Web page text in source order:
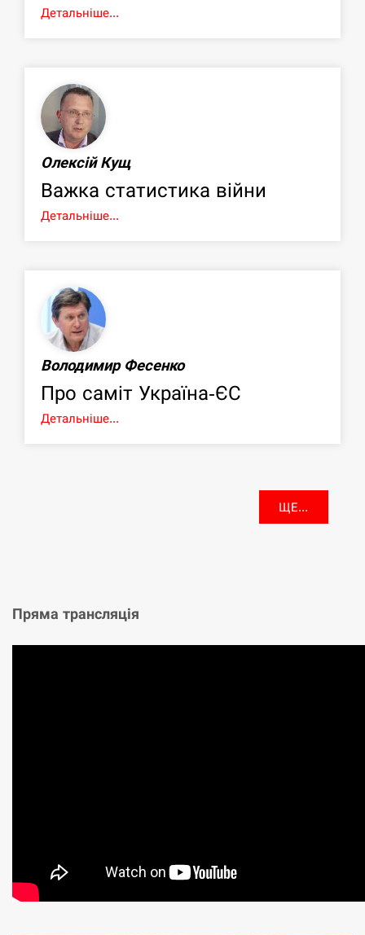
Детальніше...
Олексій Кущ
Важка статистика війни
Детальніше...
Володимир Фесенко
Про саміт Україна-ЄС
Детальніше...
ЩЕ...
Пряма трансляція